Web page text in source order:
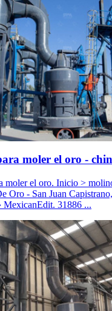
moler el oro -
moler el oro. Inicio >
Oro - San Juan
MexicanEdit. 31886 ...